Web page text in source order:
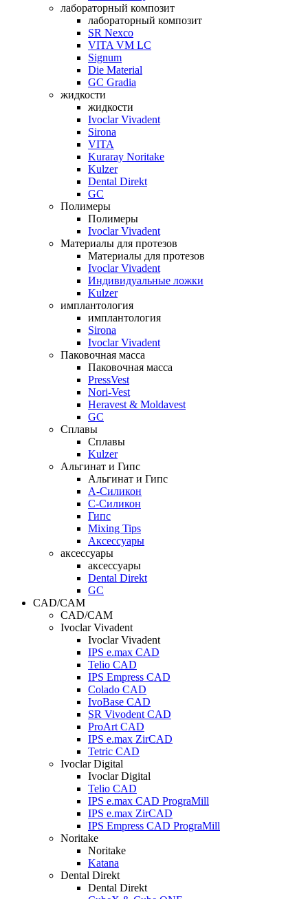
лабораторный композит
лабораторный композит
SR Nexco
VITA VM LC
Signum
Die Material
GC Gradia
жидкости
жидкости
Ivoclar Vivadent
Sirona
VITA
Kuraray Noritake
Kulzer
Dental Direkt
GC
Полимеры
Полимеры
Ivoclar Vivadent
Материалы для протезов
Материалы для протезов
Ivoclar Vivadent
Индивидуальные ложки
Kulzer
имплантология
имплантология
Sirona
Ivoclar Vivadent
Паковочная масса
Паковочная масса
PressVest
Nori-Vest
Heravest & Moldavest
GC
Сплавы
Сплавы
Kulzer
Альгинат и Гипс
Альгинат и Гипс
A-Силикон
C-Силикон
Гипс
Mixing Tips
Аксессуары
аксессуары
аксессуары
Dental Direkt
GC
CAD/CAM
CAD/CAM
Ivoclar Vivadent
Ivoclar Vivadent
IPS e.max CAD
Telio CAD
IPS Empress CAD
Colado CAD
IvoBase CAD
SR Vivodent CAD
ProArt CAD
IPS e.max ZirCAD
Tetric CAD
Ivoclar Digital
Ivoclar Digital
Telio CAD
IPS e.max CAD PrograMill
IPS e.max ZirCAD
IPS Empress CAD PrograMill
Noritake
Noritake
Katana
Dental Direkt
Dental Direkt